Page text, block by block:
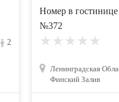
2
Номер в гостинице
№372
Ленинградская
Финский Залив